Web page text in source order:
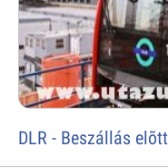
DLR - Beszállás elõtt